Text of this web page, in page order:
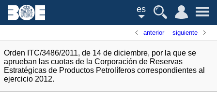
es
anterior siguiente
Orden ITC/3486/2011, de 14 de diciembre, por la que se
aprueban las cuotas de la Corporación de Reservas
Estratégicas de Productos Petrolíferos correspondientes al
ejercicio 2012.